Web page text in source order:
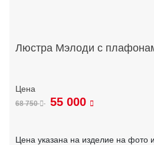
Люстра Мэлоди с
68 750 55 000
Цена указана на изделие на фото